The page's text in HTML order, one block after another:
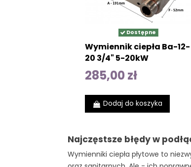
Dostępne
Wymiennik ciepła Ba-12-
20 3/4" 5-20kW
285,00 zł
Dodaj do koszyka
Najczęstsze błędy w
Wymienniki ciepła płytowe to